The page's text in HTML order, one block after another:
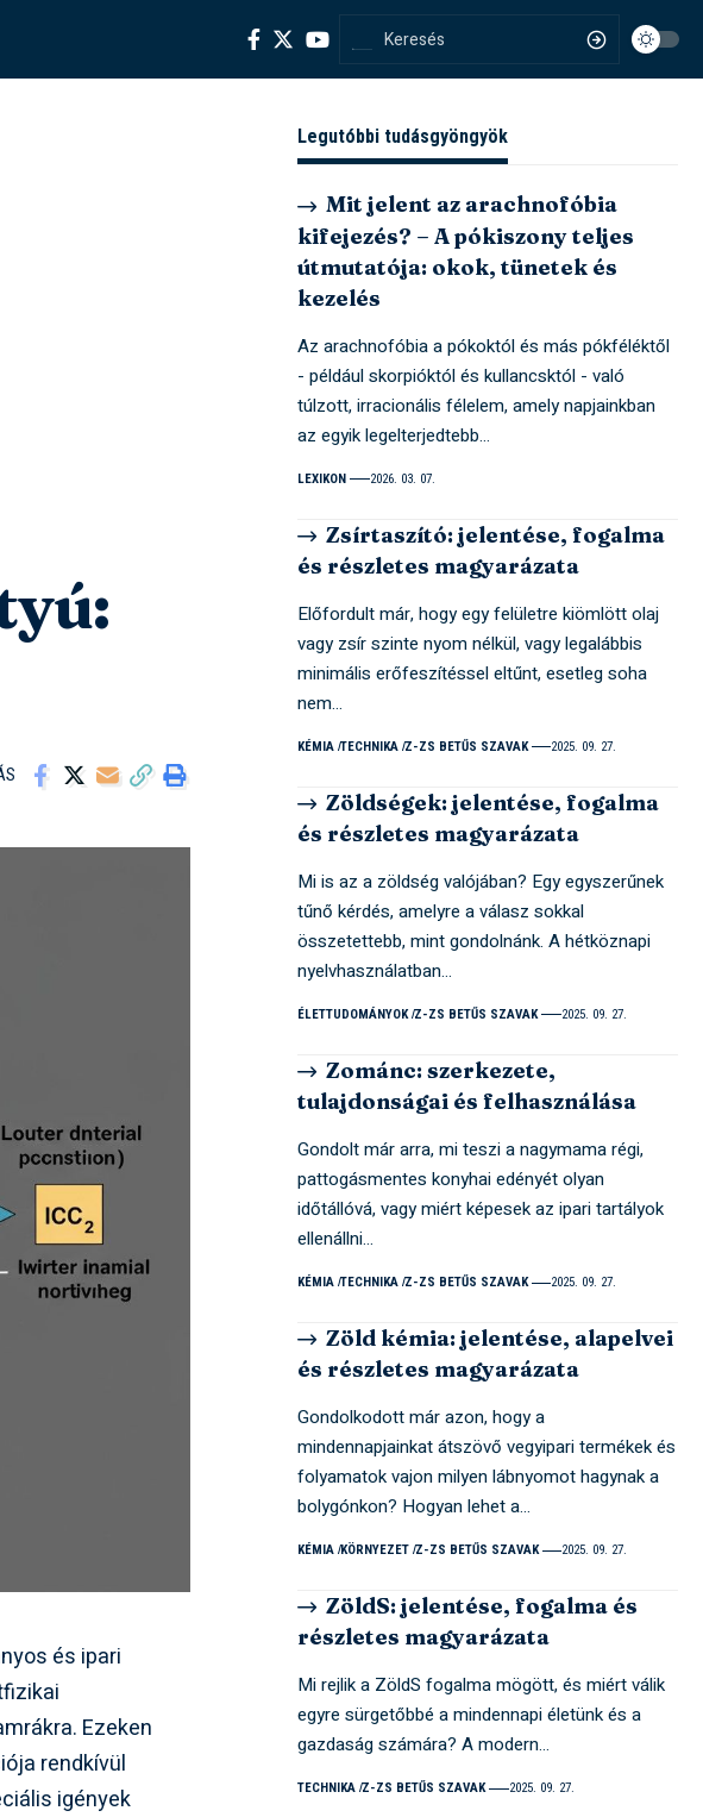
és ipari
Ezeken
rendkívül
igények
Legutóbbi tudásgyöngyök
Mit jelent az arachnofóbia
kifejezés? – A pókiszony teljes
útmutatója: okok, tünetek és
kezelés
Az arachnofóbia a pókoktól és más pókféléktől
- például skorpióktól és kullancsktól - való
túlzott, irracionális félelem, amely napjainkban
az egyik legelterjedtebb…
LEXIKON 2026. 03. 07.
Zsírtaszító: jelentése, fogalma
és részletes magyarázata
Előfordult már, hogy egy felületre kiömlött olaj
vagy zsír szinte nyom nélkül, vagy legalábbis
minimális erőfeszítéssel eltűnt, esetleg soha
nem…
KÉMIA TECHNIKA Z-ZS BETŰS SZAVAK 2025. 09. 27.
Zöldségek: jelentése, fogalma
és részletes magyarázata
Mi is az a zöldség valójában? Egy egyszerűnek
tűnő kérdés, amelyre a válasz sokkal
összetettebb, mint gondolnánk. A hétköznapi
nyelvhasználatban…
ÉLETTUDOMÁNYOK Z-ZS BETŰS SZAVAK 2025. 09. 27.
Zománc: szerkezete,
tulajdonságai és felhasználása
Gondolt már arra, mi teszi a nagymama régi,
pattogásmentes konyhai edényét olyan
időtállóvá, vagy miért képesek az ipari tartályok
ellenállni…
KÉMIA TECHNIKA Z-ZS BETŰS SZAVAK 2025. 09. 27.
Zöld kémia: jelentése, alapelvei
és részletes magyarázata
Gondolkodott már azon, hogy a
mindennapjainkat átszövő vegyipari termékek és
folyamatok vajon milyen lábnyomot hagynak a
bolygónkon? Hogyan lehet a…
KÉMIA KÖRNYEZET Z-ZS BETŰS SZAVAK 2025. 09. 27.
ZöldS: jelentése, fogalma és
részletes magyarázata
Mi rejlik a ZöldS fogalma mögött, és miért válik
egyre sürgetőbbé a mindennapi életünk és a
gazdaság számára? A modern…
TECHNIKA Z-ZS BETŰS SZAVAK 2025. 09. 27.